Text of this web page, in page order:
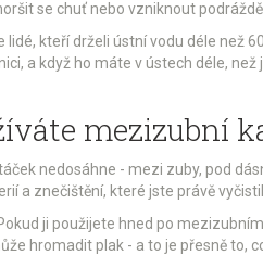
se chuť nebo vzniknout
lidé, kteří drželi ústní vodu déle než
a když ho máte v ústech déle,
mezizubní
nedosáhne - mezi zuby, pod
a znečištění, které jste právě
ji použijete hned po
hromadit plak - a to je přesně to,